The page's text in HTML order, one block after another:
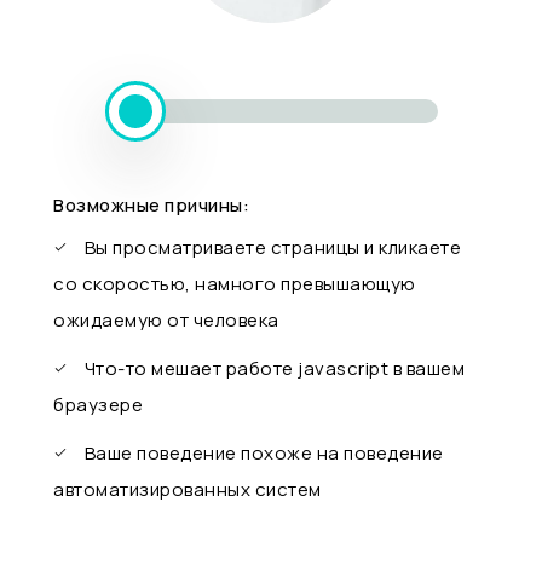
Возможные причины:
Вы просматриваете страницы и кликаете
со скоростью, намного превышающую
ожидаемую от человека
Что-то мешает работе javascript в вашем
браузере
Ваше поведение похоже на поведение
автоматизированных систем